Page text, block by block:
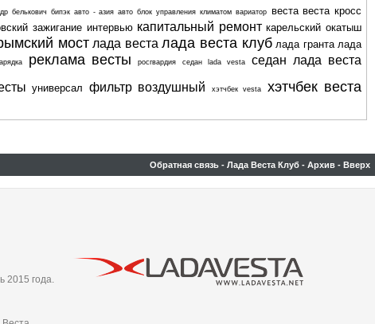
белькович бипэк авто - азия авто блок управления климатом вариатор веста веста кросс
зажигание интервью капитальный ремонт карельский окатыш
мост лада веста лада веста клуб лада гранта лада
реклама весты росгвардия седан lada vesta седан лада веста
универсал фильтр воздушный хэтчбек vesta хэтчбек веста
Обратная связь - Лада Веста Клуб - Архив - Вверх
2015 года.